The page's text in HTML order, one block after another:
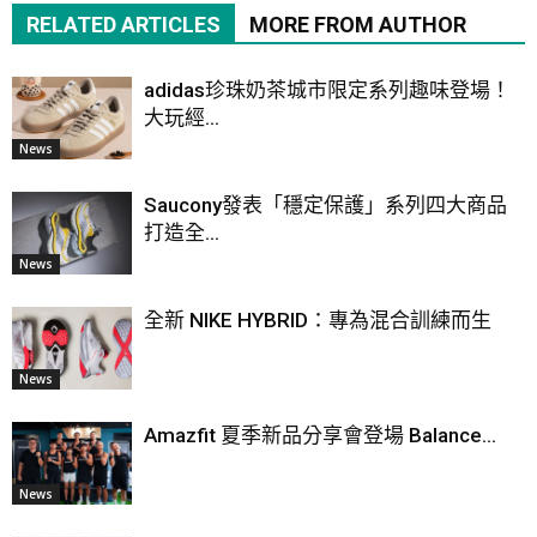
RELATED ARTICLES MORE FROM AUTHOR
News
adidas珍珠奶茶城市限定系列趣味登場！
大玩經...
News
Saucony發表「穩定保護」系列四大商品
打造全...
News
全新 NIKE HYBRID：專為混合訓練而生
News
Amazfit 夏季新品分享會登場 Balance...